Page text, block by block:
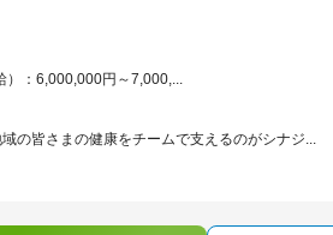
）：6,000,000円～7,000,...
の皆さまの健康をチームで支えるのがシナジ...